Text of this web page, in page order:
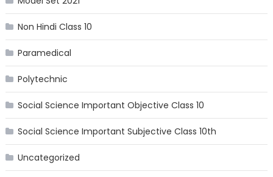
Non Hindi Class 10
Paramedical
Polytechnic
Social Science Important Objective Class 10
Social Science Important Subjective Class 10th
Uncategorized